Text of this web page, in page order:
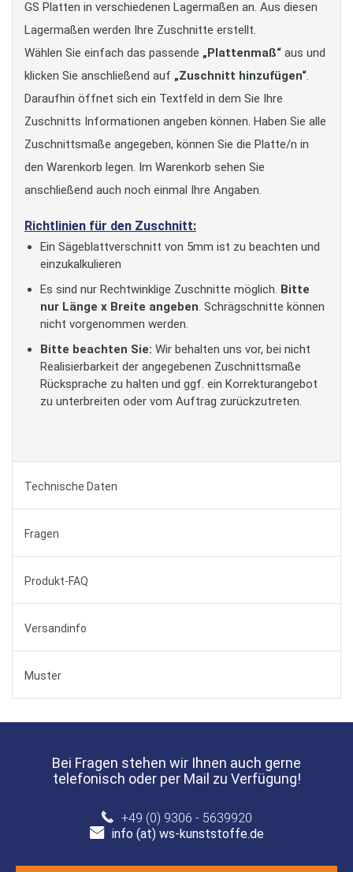
GS Platten in verschiedenen Lagermaßen an. Aus diesen
Lagermaßen werden Ihre Zuschnitte erstellt.
Wählen Sie einfach das passende „Plattenmaß“ aus und
klicken Sie anschließend auf „Zuschnitt hinzufügen“.
Daraufhin öffnet sich ein Textfeld in dem Sie Ihre
Zuschnitts Informationen angeben können. Haben Sie alle
Zuschnittsmaße angegeben, können Sie die Platte/n in
den Warenkorb legen. Im Warenkorb sehen Sie
anschließend auch noch einmal Ihre Angaben.
Richtlinien für den Zuschnitt:
Ein Sägeblattverschnitt von 5mm ist zu beachten und
einzukalkulieren
Es sind nur Rechtwinklige Zuschnitte möglich. Bitte
nur Länge x Breite angeben. Schrägschnitte können
nicht vorgenommen werden.
Bitte beachten Sie: Wir behalten uns vor, bei nicht
Realisierbarkeit der angegebenen Zuschnittsmaße
Rücksprache zu halten und ggf. ein Korrekturangebot
zu unterbreiten oder vom Auftrag zurückzutreten.
Technische Daten
Fragen
Produkt-FAQ
Versandinfo
Muster
Bei Fragen stehen wir Ihnen auch gerne
telefonisch oder per Mail zu Verfügung!
+49 (0) 9306 - 5639920
info (at) ws-kunststoffe.de